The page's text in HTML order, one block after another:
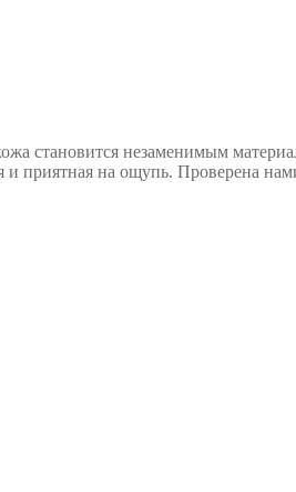
становится незаменимым
и приятная на ощупь. Проверена